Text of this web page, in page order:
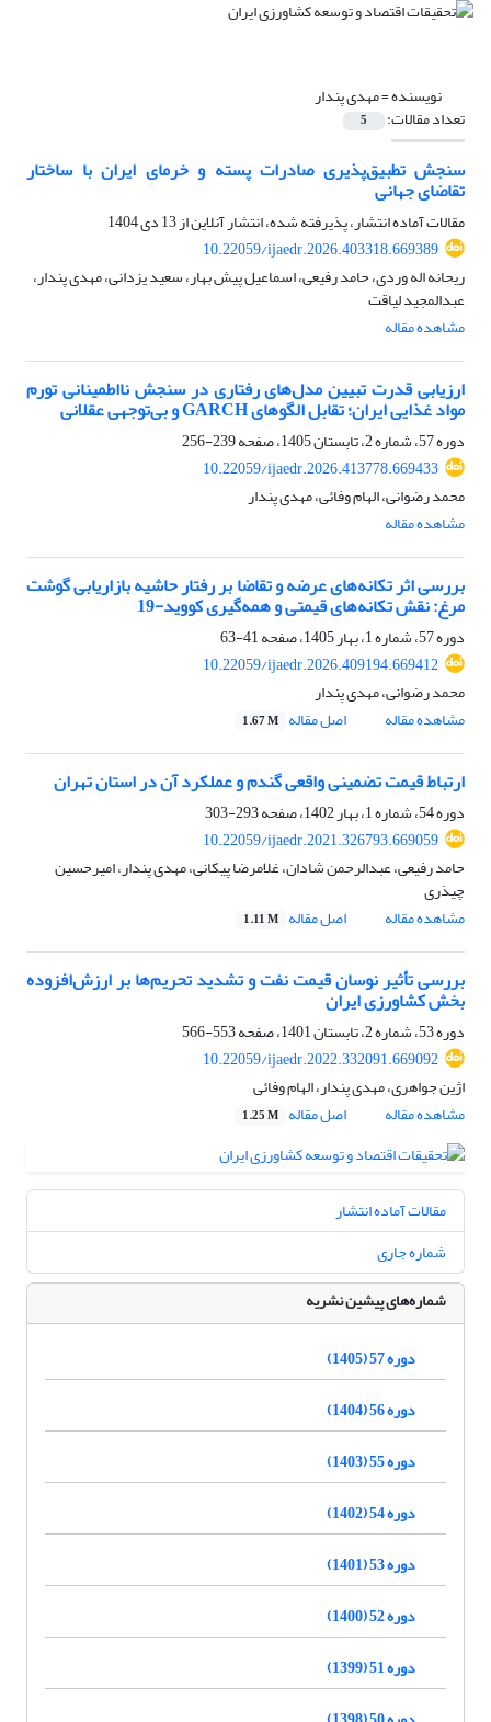
نویسنده =مهدی پندار
تعداد مقالات: 5
سنجش تطبیق‌پذیری صادرات پسته و خرمای ایران با ساختار
تقاضای جهانی
مقالات آماده انتشار، پذیرفته شده، انتشار آنلاین از13 دی 1404
10.22059/ijaedr.2026.403318.669389
ریحانه اله وردی، حامد رفیعی، اسماعیل پیش بهار، سعید یزدانی، مهدی پندار،
عبدالمجید لیاقت
مشاهده مقاله
ارزیابی قدرت تبیین مدل‌های رفتاری در سنجش نااطمینانی تورم
مواد غذایی ایران؛ تقابل الگوهای GARCH و بی‌توجهی عقلانی
دوره 57، شماره 2، تابستان 1405، صفحه
239-256
10.22059/ijaedr.2026.413778.669433
محمد رضوانی، الهام وفائی، مهدی پندار
مشاهده مقاله
بررسی اثر تکانه‌های عرضه و تقاضا بر رفتار حاشیه بازاریابی گوشت
مرغ: نقش تکانه‌های قیمتی و همه‌گیری کووید-19
دوره 57، شماره 1، بهار 1405، صفحه
41-63
10.22059/ijaedr.2026.409194.669412
محمد رضوانی، مهدی پندار
مشاهده مقاله
اصل مقاله 1.67 M
ارتباط قیمت تضمینی واقعی گندم و عملکرد آن در استان تهران
دوره 54، شماره 1، بهار 1402، صفحه
293-303
10.22059/ijaedr.2021.326793.669059
حامد رفیعی، عبدالرحمن شادان، غلامرضا پیکانی، مهدی پندار، امیرحسین
چیذری
مشاهده مقاله
اصل مقاله 1.11 M
بررسی تأثیر نوسان قیمت نفت و تشدید تحریم‌ها بر ارزش‌افزوده
بخش کشاورزی ایران
دوره 53، شماره 2، تابستان 1401، صفحه
553-566
10.22059/ijaedr.2022.332091.669092
اژین جواهری، مهدی پندار، الهام وفائی
مشاهده مقاله
اصل مقاله 1.25 M
مقالات آماده انتشار
شماره جاری
شماره‌های پیشین نشریه
دوره 57 (1405)
دوره 56 (1404)
دوره 55 (1403)
دوره 54 (1402)
دوره 53 (1401)
دوره 52 (1400)
دوره 51 (1399)